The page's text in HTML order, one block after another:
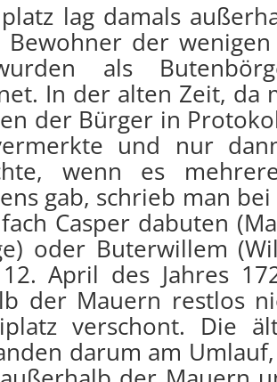
lag damals
der
als
In der alten Zeit, da
der Bürger in
und nur
wenn es
gab, schrieb man
Casper dabuten
oder Buterwillem
April des Jahres
der Mauern restlos
verschont. Die
darum am